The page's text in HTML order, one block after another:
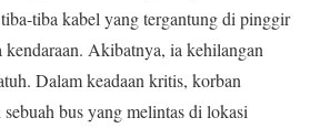
tiba kabel yang tergantung di pinggir
Akibatnya, ia kehilangan
Dalam keadaan kritis, korban
bus yang melintas di lokasi